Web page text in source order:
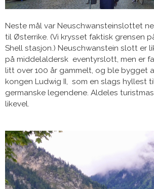
Neste mål var Neuschwansteinslottet
til Østerrike. (Vi krysset faktisk grensen
Shell stasjon.) Neuschwanstein slott er
på middelaldersk eventyrslott, men er
litt over 100 år gammelt, og ble bygget
kongen Ludwig II, som en slags hyllest
germanske legendene. Aldeles
likevel.